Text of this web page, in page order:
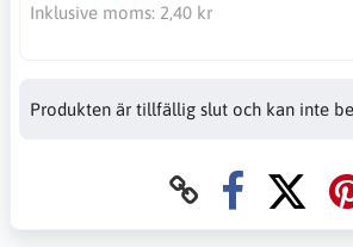
Inklusive moms: 2,40 kr
Produkten är tillfällig slut och kan inte